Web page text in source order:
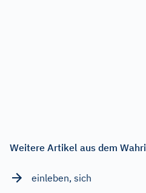
Weitere Artikel aus dem
einleben, sich